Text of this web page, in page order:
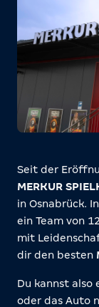
Seit der
MERKUR
in Osnabrück.
ein Team von
mit
dir den besten
Du kannst also
oder das Auto